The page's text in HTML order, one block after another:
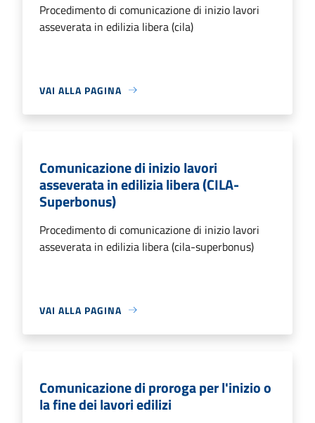
Procedimento di comunicazione di inizio lavori
asseverata in edilizia libera (cila)
VAI ALLA PAGINA
Comunicazione di inizio lavori
asseverata in edilizia libera (CILA-
Superbonus)
Procedimento di comunicazione di inizio lavori
asseverata in edilizia libera (cila-superbonus)
VAI ALLA PAGINA
Comunicazione di proroga per l'inizio o
la fine dei lavori edilizi